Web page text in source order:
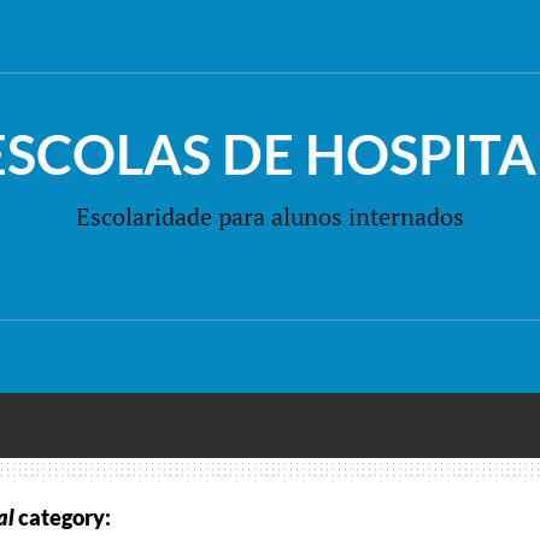
DE
Escolaridade para alunos internados
category: